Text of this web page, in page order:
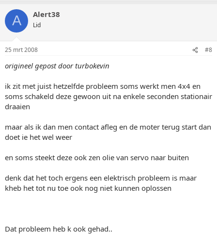
A Alert38
Lid
25 mrt 2008 #8
origineel gepost door turbokevin
ik zit met juist hetzelfde probleem soms werkt men 4x4 en
soms schakeld deze gewoon uit na enkele seconden stationair
draaien
maar als ik dan men contact afleg en de moter terug start dan
doet ie het wel weer
en soms steekt deze ook zen olie van servo naar buiten
denk dat het toch ergens een elektrisch probleem is maar
kheb het tot nu toe ook nog niet kunnen oplossen
Dat probleem heb k ook gehad..